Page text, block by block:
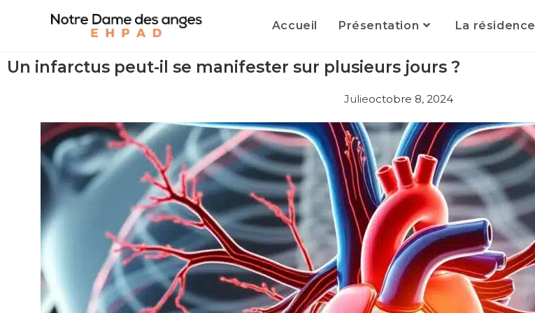
Accueil Présentation La résidence
Un infarctus peut-il se manifester sur plusieurs jours ?
Julieoctobre 8, 2024